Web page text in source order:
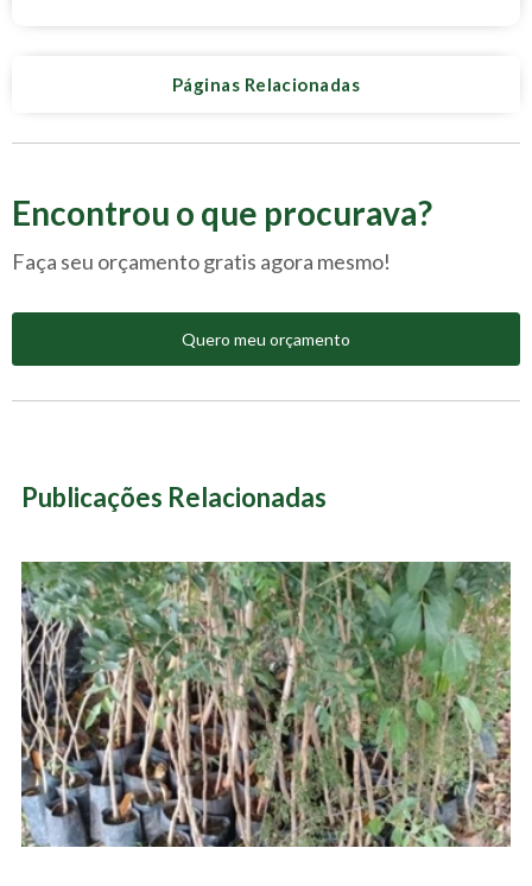
Páginas Relacionadas
Encontrou o que procurava?
Faça seu orçamento gratis agora mesmo!
Quero meu orçamento
Publicações Relacionadas